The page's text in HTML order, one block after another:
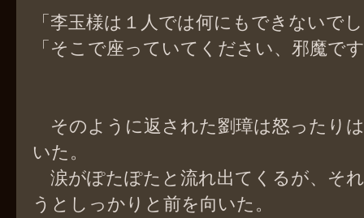
「李玉様は１人では何にもできないで
「そこで座っていてください、邪魔で
そのように返された劉璋は怒ったり
いた。
涙がぽたぽたと流れ出てくるが、そ
うとしっかりと前を向いた。